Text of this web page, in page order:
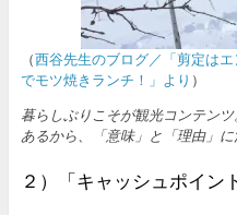
（西谷先生のブログ／「剪定は
でモツ焼きランチ！」より ）
暮らしぶりこそが観光コンテン
あるから、「意味」と「理由」に
２）「キャッシュポイン